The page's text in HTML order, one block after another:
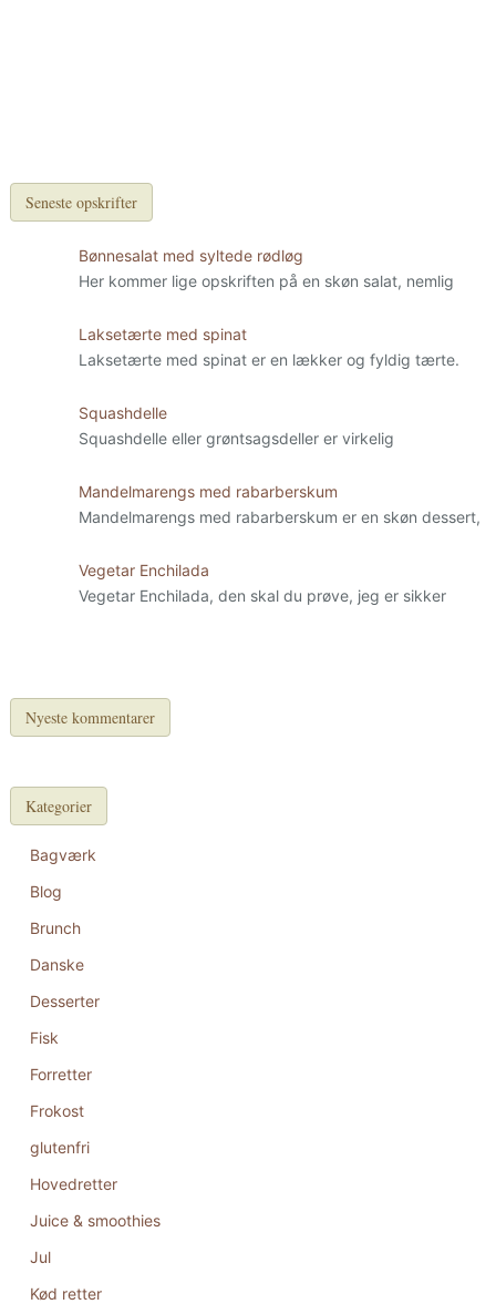
Seneste opskrifter
Bønnesalat med syltede rødløg
Her kommer lige opskriften på en skøn salat, nemlig
Laksetærte med spinat
Laksetærte med spinat er en lækker og fyldig tærte.
Squashdelle
Squashdelle eller grøntsagsdeller er virkelig
Mandelmarengs med rabarberskum
Mandelmarengs med rabarberskum er en skøn dessert,
Vegetar Enchilada
Vegetar Enchilada, den skal du prøve, jeg er sikker
Nyeste kommentarer
Kategorier
Bagværk
Blog
Brunch
Danske
Desserter
Fisk
Forretter
Frokost
glutenfri
Hovedretter
Juice & smoothies
Jul
Kød retter